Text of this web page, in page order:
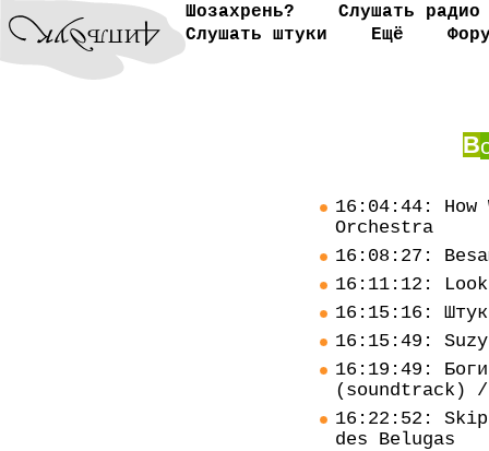
Шозахрень?
Слушать радио
Слушать штуки
Ещё
В
16:04:44: How
Orchestra
16:08:27:
16:11:12:
16:15:16:
16:15:49:
16:19:49:
(soundtrack) /
16:22:52:
des Belugas